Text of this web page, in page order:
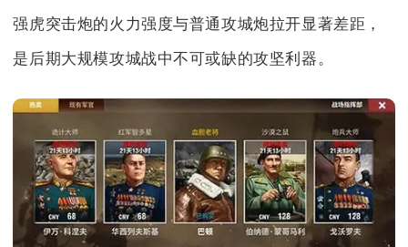
强虎突击炮的火力强度与普通攻城炮拉开显著差距，
是后期大规模攻城战中不可或缺的攻坚利器。